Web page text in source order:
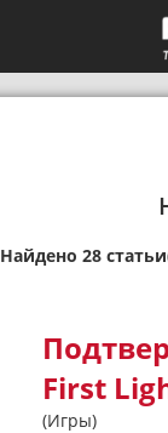
Найдено 28
First
(Игры)